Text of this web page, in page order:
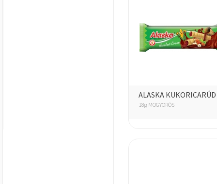
ALASKA KUKORICARÚD
18g MOGYORÓS